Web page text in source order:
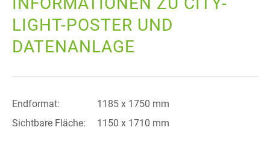
LIGHT-POSTER UND
DATENANLAGE
Endformat:
1185 x 1750 mm
Sichtbare Fläche:
1150 x 1710 mm